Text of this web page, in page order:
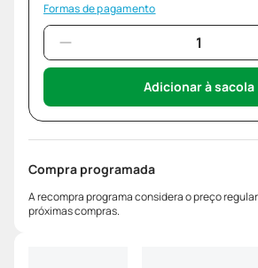
Formas de pagamento
Adicionar à sacola
Compra programada
A recompra programa considera o preço
próximas compras.